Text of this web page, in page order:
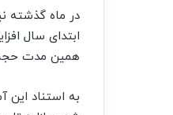
ابتدای سال
همین مدت حجم
به استناد این